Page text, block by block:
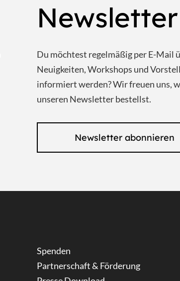
Newsletter
Du möchtest regelmäßig per E-Mail
Neuigkeiten, Workshops und
informiert werden? Wir freuen uns,
unseren Newsletter bestellst.
Newsletter abonnieren
Spenden
Partnerschaft & Förderung